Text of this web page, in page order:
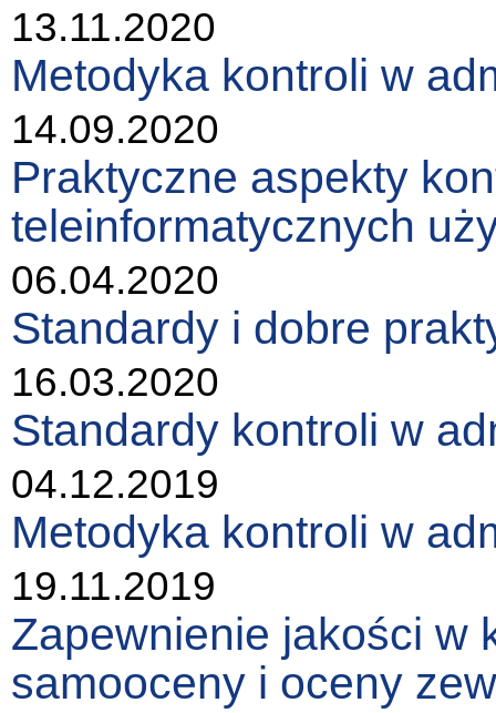
13.11.2020
Metodyka kontroli w
14.09.2020
Praktyczne aspekty
teleinformatycznych
06.04.2020
Standardy i dobre
16.03.2020
Standardy kontroli w
04.12.2019
Metodyka kontroli w
19.11.2019
Zapewnienie jakości w
samooceny i oceny